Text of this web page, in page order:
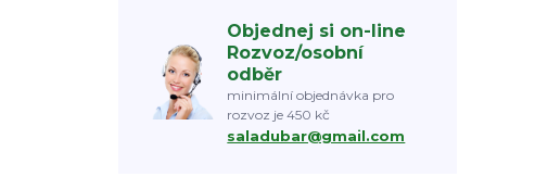
Objednej si on-line
Rozvoz/osobní
odběr
minimální objednávka pro
rozvoz je 450 kč
saladubar@gmail.com